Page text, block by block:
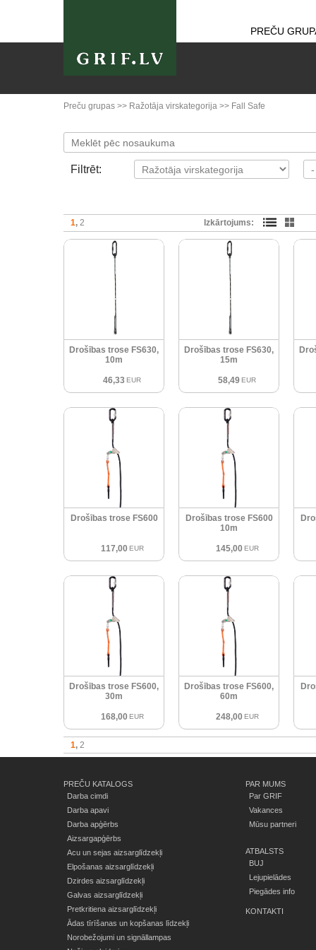
PREČU
Preču grupas >> Ražotāja virskategorija >> Fall Safe
Filtrēt:
1 2 Izkārtojums:
Drošības trose FS630,
10m
46,33 EUR
Drošības trose FS630,
15m
58,49 EUR
Drošības trose FS600
117,00 EUR
Drošības trose FS600
10m
145,00 EUR
Drošības trose FS600,
30m
168,00 EUR
Drošības trose FS600,
60m
248,00 EUR
1 2
PREČU KATALOGS
Darba cimdi
Darba apavi
Darba apģērbs
Aizsargapģērbs
Acu un sejas aizsarglīdzekļi
Elpošanas aizsarglīdzekļi
Dzirdes aizsarglīdzekļi
Galvas aizsarglīdzekļi
Pretkritiena aizsarglīdzekļi
Ādas tīrīšanas un kopšanas līdzekļi
Norobežojumi un signāllampas
PAR MUMS
Par GRIF
Vakances
Mūsu partneri
ATBALSTS
BUJ
Lejupielādes
Piegādes info
KONTAKTI